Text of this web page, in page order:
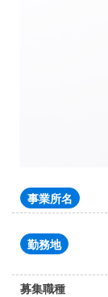
事業所名
勤務地
募集職種